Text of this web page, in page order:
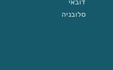
דובאי
סלובניה